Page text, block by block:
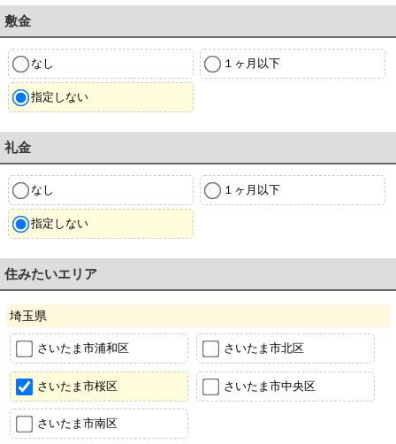
敷金
なし １ヶ月以下
指定しない
礼金
なし １ヶ月以下
指定しない
住みたいエリア
埼玉県
さいたま市浦和区 さいたま市北区
さいたま市桜区 さいたま市中央区
さいたま市南区